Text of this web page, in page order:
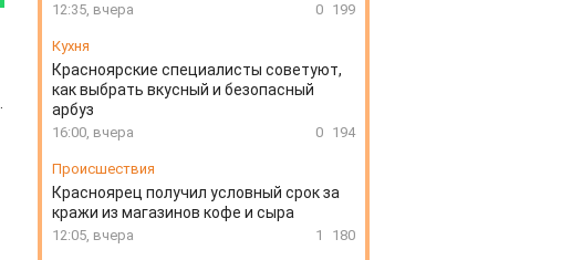
12:35, вчера 0 199
Кухня
Красноярские специалисты советуют,
как выбрать вкусный и безопасный
арбуз
16:00, вчера 0 194
Происшествия
Красноярец получил условный срок за
кражи из магазинов кофе и сыра
12:05, вчера 1 180